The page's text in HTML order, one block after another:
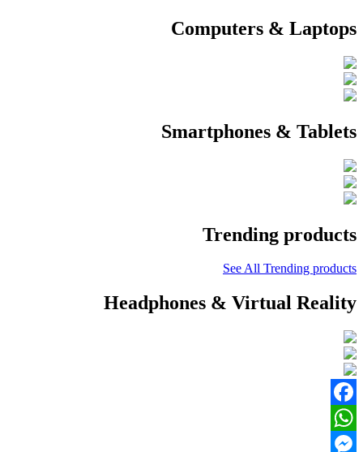
Computers & Laptops
Smartphones & Tablets
Trending products
See All Trending products
Headphones & Virtual Reality
Facebook
WhatsApp